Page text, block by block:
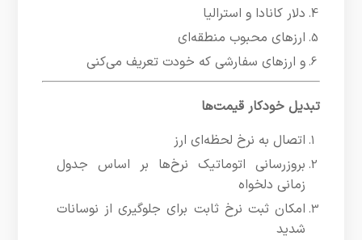
دلار کانادا و استرالیا
ارزهای محبوب منطقه‌ای
و ارزهای سفارشی که خودت تعریف می‌کنی
تبدیل خودکار قیمت‌ها
اتصال به نرخ لحظه‌ای ارز
بروزرسانی اتوماتیک نرخ‌ها بر اساس جدول
زمانی دلخواه
امکان ثبت نرخ ثابت برای جلوگیری از نوسانات
شدید